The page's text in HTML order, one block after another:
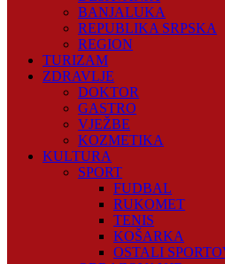
BANJALUKA
REPUBLIKA SRPSKA
REGION
TURIZAM
ZDRAVLJE
DOKTOR
GASTRO
VJEŽBE
KOZMETIKA
KULTURA
SPORT
FUDBAL
RUKOMET
TENIS
KOŠARKA
OSTALI